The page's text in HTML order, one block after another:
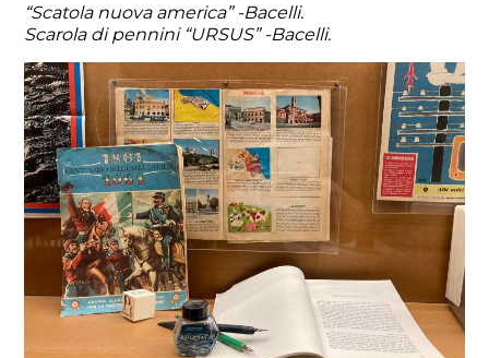
“Scatola nuova america” -Bacelli.
Scarola di pennini “URSUS” -Bacelli.